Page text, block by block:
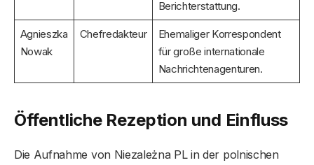
Berichterstattung.
Agnieszka
Nowak
Chefredakteur
Ehemaliger Korrespondent
für große internationale
Nachrichtenagenturen.
Öffentliche Rezeption und Einfluss
Die Aufnahme von Niezależna PL in der polnischen